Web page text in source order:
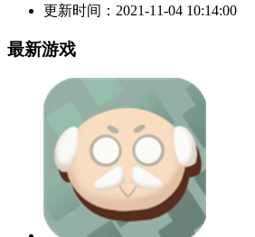
更新时间： 2021-11-04 10:14:00
最新游戏